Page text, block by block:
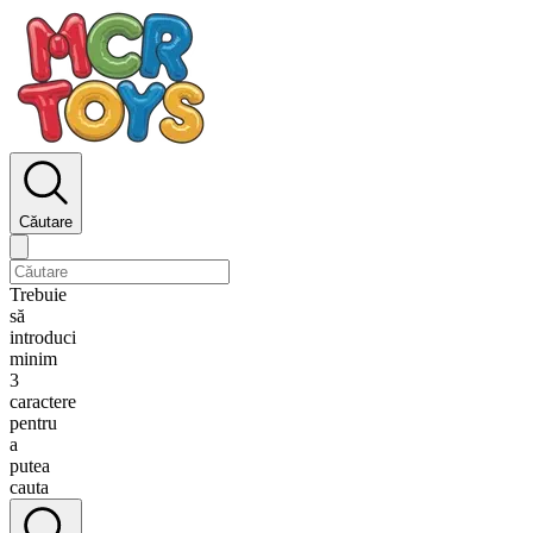
Căutare
Trebuie
să
introduci
minim
3
caractere
pentru
a
putea
cauta